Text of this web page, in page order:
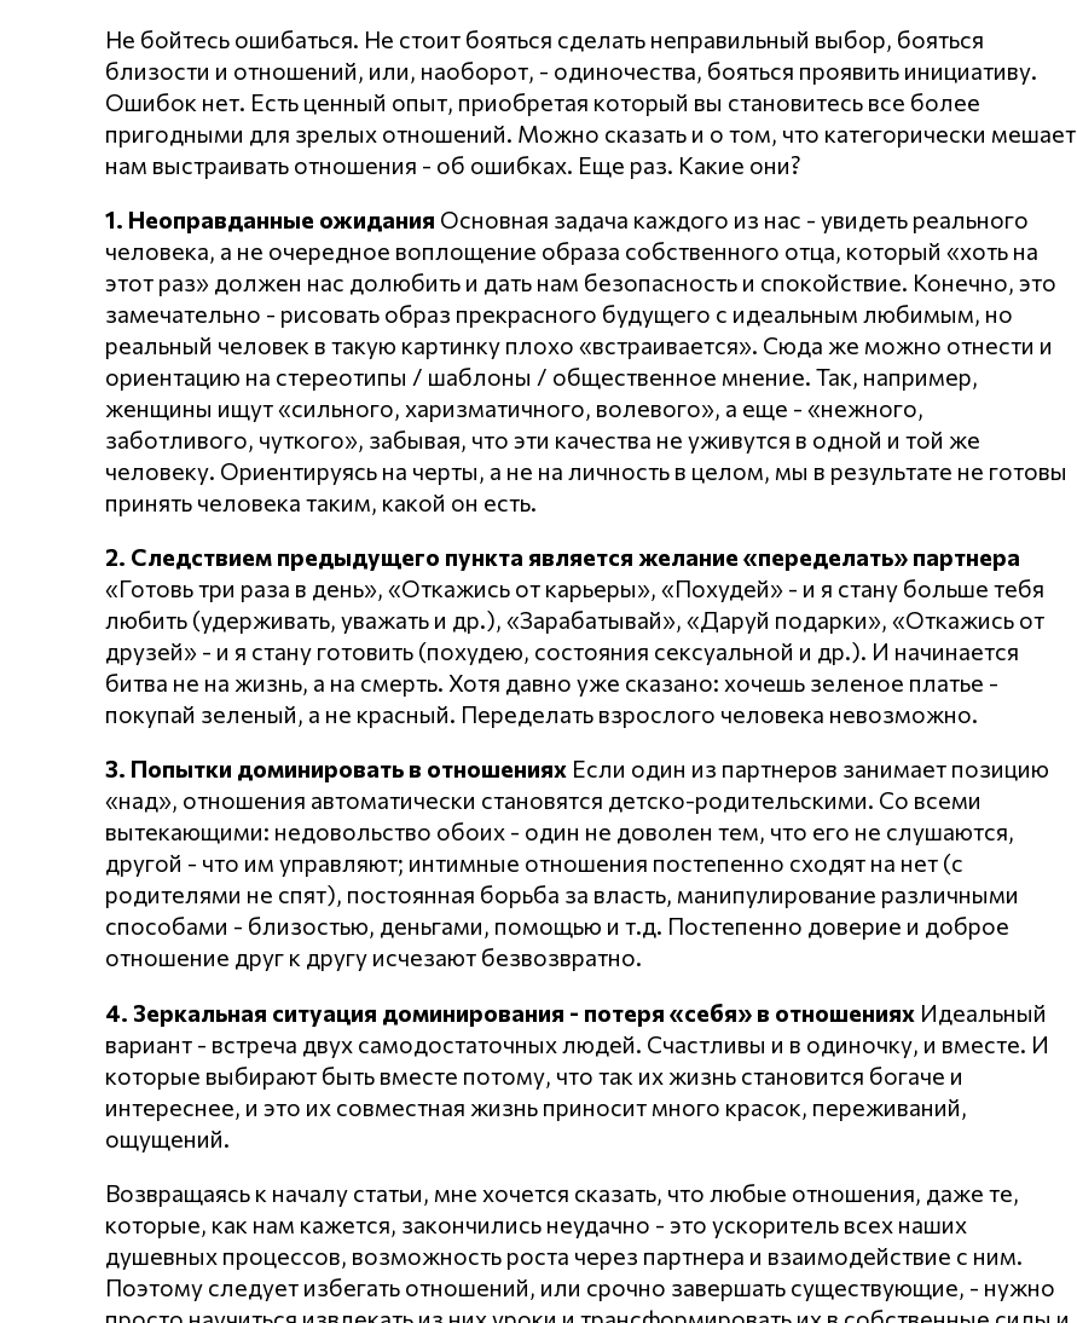
Не бойтесь ошибаться. Не стоит бояться сделать неправильный выбор, бояться
близости и отношений, или, наоборот, - одиночества, бояться проявить инициативу.
Ошибок нет. Есть ценный опыт, приобретая который вы становитесь все более
пригодными для зрелых отношений. Можно сказать и о том, что категорически мешает
нам выстраивать отношения - об ошибках. Еще раз. Какие они?
1. Неоправданные ожидания Основная задача каждого из нас - увидеть реального
человека, а не очередное воплощение образа собственного отца, который «хоть на
этот раз» должен нас долюбить и дать нам безопасность и спокойствие. Конечно, это
замечательно - рисовать образ прекрасного будущего с идеальным любимым, но
реальный человек в такую картинку плохо «встраивается». Сюда же можно отнести и
ориентацию на стереотипы / шаблоны / общественное мнение. Так, например,
женщины ищут «сильного, харизматичного, волевого», а еще - «нежного,
заботливого, чуткого», забывая, что эти качества не уживутся в одной и той же
человеку. Ориентируясь на черты, а не на личность в целом, мы в результате не готовы
принять человека таким, какой он есть.
2. Следствием предыдущего пункта является желание «переделать» партнера
«Готовь три раза в день», «Откажись от карьеры», «Похудей» - и я стану больше тебя
любить (удерживать, уважать и др.), «Зарабатывай», «Даруй подарки», «Откажись от
друзей» - и я стану готовить (похудею, состояния сексуальной и др.). И начинается
битва не на жизнь, а на смерть. Хотя давно уже сказано: хочешь зеленое платье -
покупай зеленый, а не красный. Переделать взрослого человека невозможно.
3. Попытки доминировать в отношениях Если один из партнеров занимает позицию
«над», отношения автоматически становятся детско-родительскими. Со всеми
вытекающими: недовольство обоих - один не доволен тем, что его не слушаются,
другой - что им управляют; интимные отношения постепенно сходят на нет (с
родителями не спят), постоянная борьба за власть, манипулирование различными
способами - близостью, деньгами, помощью и т.д. Постепенно доверие и доброе
отношение друг к другу исчезают безвозвратно.
4. Зеркальная ситуация доминирования - потеря «себя» в отношениях Идеальный
вариант - встреча двух самодостаточных людей. Счастливы и в одиночку, и вместе. И
которые выбирают быть вместе потому, что так их жизнь становится богаче и
интереснее, и это их совместная жизнь приносит много красок, переживаний,
ощущений.
Возвращаясь к началу статьи, мне хочется сказать, что любые отношения, даже те,
которые, как нам кажется, закончились неудачно - это ускоритель всех наших
душевных процессов, возможность роста через партнера и взаимодействие с ним.
Поэтому следует избегать отношений, или срочно завершать существующие, - нужно